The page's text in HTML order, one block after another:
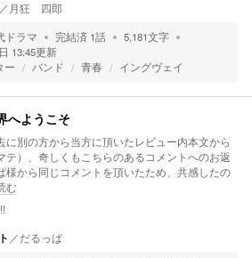
／ 月狂 四郎
ドラマ 完結済 1話 5,181文字
13:45更新
ー バンド 青春 イングヴェイ
へようこそ
別の方から当方に頂いたレビュー内本文から
テ）、奇しくもこちらのあるコメントへのお返
様から同じコメントを頂いたため、共感したの
む
／だるっぱ